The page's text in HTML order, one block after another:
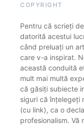
COPYRIGHT
Pentru că scrieți
datorită acestui
când preluați un
care v-a inspirat.
această conduită
mult mai multă
că găsiți subiecte
siguri că înțelegeți
(cu link), ca o
profesionalism. Vă